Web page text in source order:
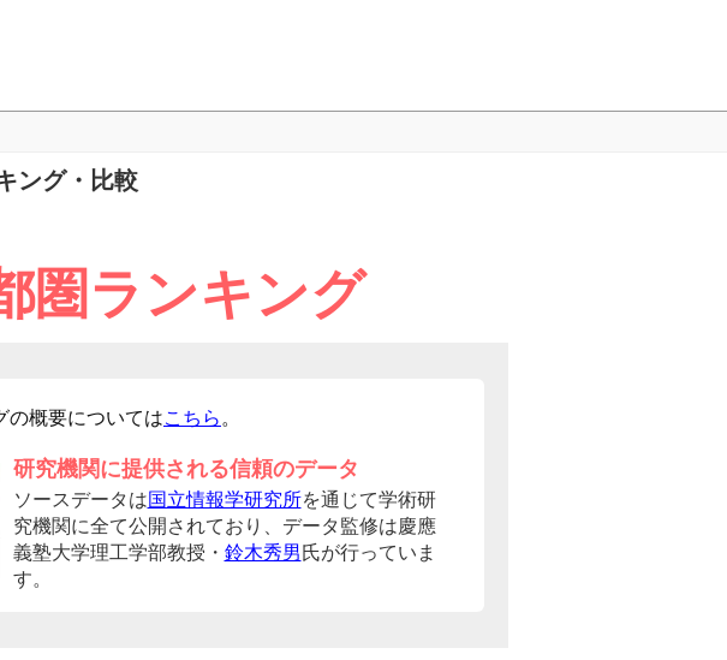
ング・比較
圏ランキング
の概要についてはこちら 。
研究機関に提供される信頼のデータ
ソースデータは国立情報学研究所を通じて学術研
究機関に全て公開されており、データ監修は慶應
義塾大学理工学部教授・ 鈴木秀男 氏が行っていま
す。